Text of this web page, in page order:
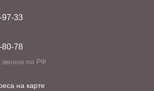
97-33
80-78
по РФ
на карте